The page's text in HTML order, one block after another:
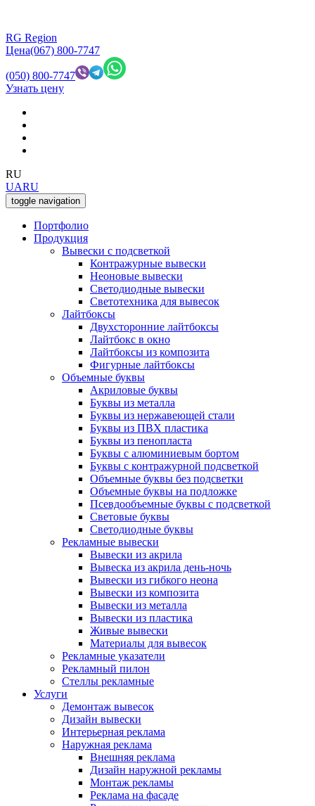
RG Region
Цена(067) 800-7747
(050) 800-7747
Узнать цену
RU
UARU
toggle navigation
Портфолио
Продукция
Вывески с подсветкой
Контражурные вывески
Неоновые вывески
Светодиодные вывески
Светотехника для вывесок
Лайтбоксы
Двухсторонние лайтбоксы
Лайтбокс в окно
Лайтбоксы из композита
Фигурные лайтбоксы
Объемные буквы
Акриловые буквы
Буквы из металла
Буквы из нержавеющей стали
Буквы из ПВХ пластика
Буквы из пенопласта
Буквы с алюминиевым бортом
Буквы с контражурной подсветкой
Объемные буквы без подсветки
Объемные буквы на подложке
Псевдообъемные буквы с подсветкой
Световые буквы
Светодиодные буквы
Рекламные вывески
Вывески из акрила
Вывеска из акрила день-ночь
Вывески из гибкого неона
Вывески из композита
Вывески из металла
Вывески из пластика
Живые вывески
Материалы для вывесок
Рекламные указатели
Рекламный пилон
Стеллы рекламные
Услуги
Демонтаж вывесок
Дизайн вывески
Интерьерная реклама
Наружная реклама
Внешняя реклама
Дизайн наружной рекламы
Монтаж рекламы
Реклама на фасаде